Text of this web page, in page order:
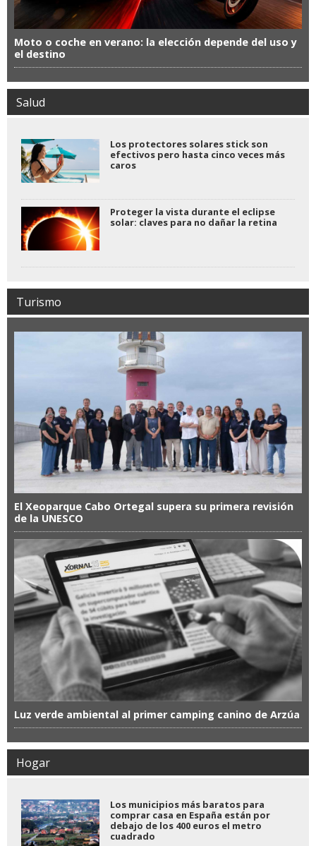
Moto o coche en verano: la elección depende del uso y
el destino
Salud
Los protectores solares stick son
efectivos pero hasta cinco veces más
caros
Proteger la vista durante el eclipse
solar: claves para no dañar la retina
Turismo
El Xeoparque Cabo Ortegal supera su primera revisión
de la UNESCO
Luz verde ambiental al primer camping canino de Arzúa
Hogar
Los municipios más baratos para
comprar casa en España están por
debajo de los 400 euros el metro
cuadrado